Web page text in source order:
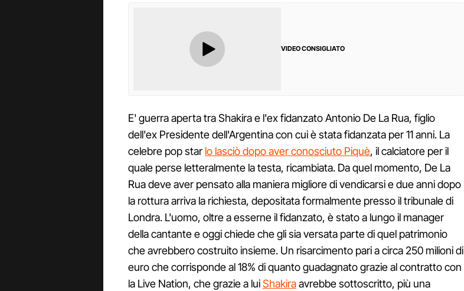
VIDEO CONSIGLIATO
E' guerra aperta tra Shakira e l'ex fidanzato Antonio De La Rua, figlio
dell'ex Presidente dell'Argentina con cui è stata fidanzata per 11 anni. La
celebre pop star lo lasciò dopo aver conosciuto Piquè, il calciatore per il
quale perse letteralmente la testa, ricambiata. Da quel momento, De La
Rua deve aver pensato alla maniera migliore di vendicarsi e due anni dopo
la rottura arriva la richiesta, depositata formalmente presso il tribunale di
Londra. L'uomo, oltre a esserne il fidanzato, è stato a lungo il manager
della cantante e oggi chiede che gli sia versata parte di quel patrimonio
che avrebbero costruito insieme. Un risarcimento pari a circa 250 milioni di
euro che corrisponde al 18% di quanto guadagnato grazie al contratto con
la Live Nation, che grazie a luiShakiraavrebbe sottoscritto, più una